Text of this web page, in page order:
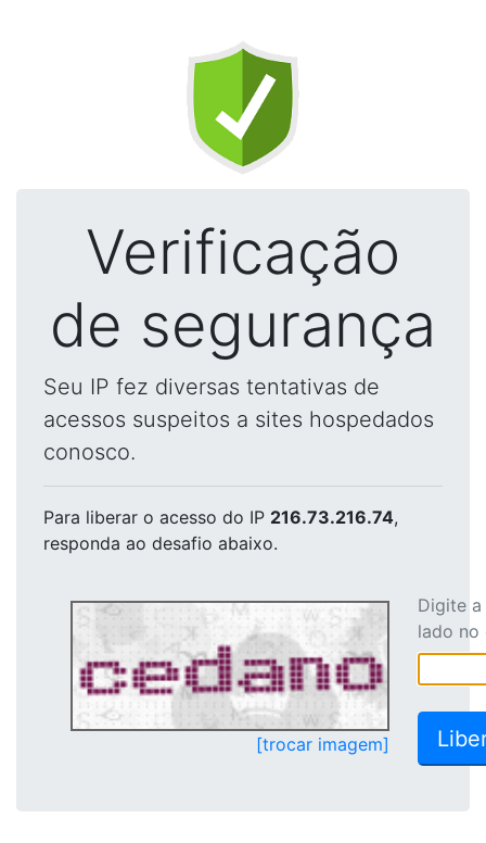
Verificação
de segurança
Seu IP fez diversas tentativas de
acessos suspeitos a sites hospedados
conosco.
Para liberar o acesso do IP 216.73.216.74,
responda ao desafio abaixo.
[trocar imagem]
Digite
lado no